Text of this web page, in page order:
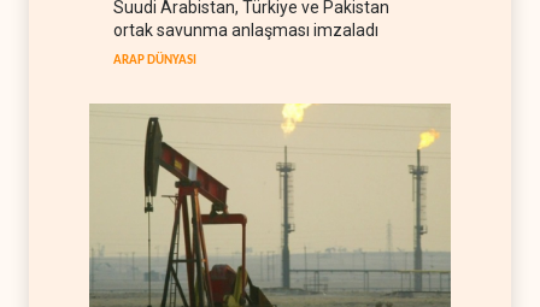
UNICEF: Gazze'de
ateşkesten bu yana 300
İsrail'den Gazze'ye tank,
topçu ve İHA saldırıları
07 Ağustos 2026
Yemen: Suudi kara harekâtı
önleyici saldırıyla engellendi
YEMEN 07 Ağustos 2026
Suudi Arabistan, Türkiye ve Pakistan
ortak savunma anlaşması imzaladı
ARAP DÜNYASI